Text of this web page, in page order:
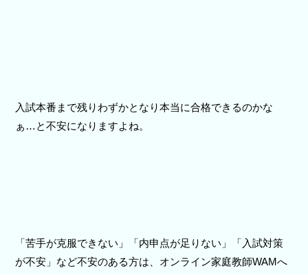
入試本番まで残りわずかとなり本当に合格できるのかな
ぁ…と不安になりますよね。
「苦手が克服できない」「内申点が足りない」「入試対策
が不安」など不安のある方は、オンライン家庭教師WAMへ